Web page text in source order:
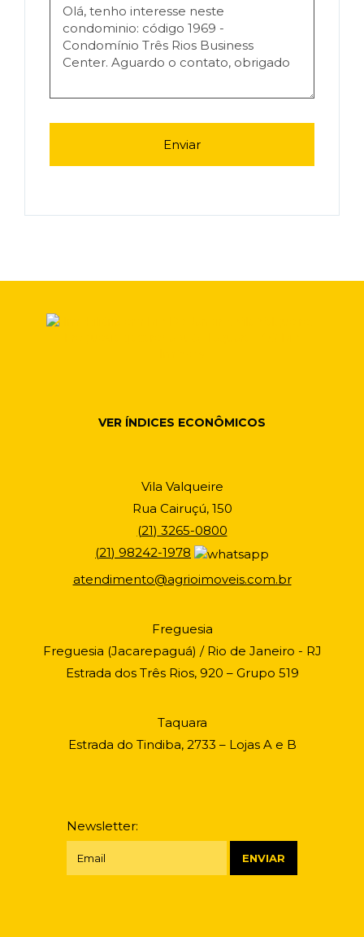
Enviar
VER ÍNDICES ECONÔMICOS
Vila Valqueire
Rua Cairuçú, 150
(21) 3265-0800
(21) 98242-1978
atendimento@agrioimoveis.com.br
Freguesia
Freguesia (Jacarepaguá) / Rio de Janeiro - RJ
Estrada dos Três Rios, 920 – Grupo 519
Taquara
Estrada do Tindiba, 2733 – Lojas A e B
Newsletter: